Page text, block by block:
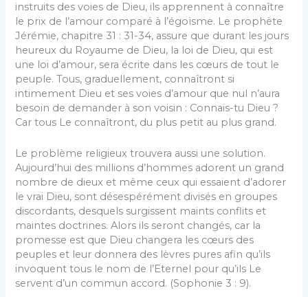
instruits des voies de Dieu, ils apprennent à connaître
le prix de l’amour comparé à l’égoïsme. Le prophète
Jérémie, chapitre 31 : 31-34, assure que durant les jours
heureux du Royaume de Dieu, la loi de Dieu, qui est
une loi d’amour, sera écrite dans les cœurs de tout le
peuple. Tous, graduellement, connaîtront si
intimement Dieu et ses voies d’amour que nul n’aura
besoin de demander à son voisin : Connais-tu Dieu ?
Car tous Le connaîtront, du plus petit au plus grand.
Le problème religieux trouvera aussi une solution.
Aujourd’hui des millions d’hommes adorent un grand
nombre de dieux et même ceux qui essaient d’adorer
le vrai Dieu, sont désespérément divisés en groupes
discordants, desquels surgissent maints conflits et
maintes doctrines. Alors ils seront changés, car la
promesse est que Dieu changera les cœurs des
peuples et leur donnera des lèvres pures afin qu’ils
invoquent tous le nom de l’Eternel pour qu’ils Le
servent d’un commun accord. (Sophonie 3 : 9).